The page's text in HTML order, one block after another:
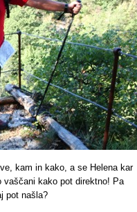
kam in kako, a se Helena kar
vaščani kako pot direktno! Pa
pot našla?